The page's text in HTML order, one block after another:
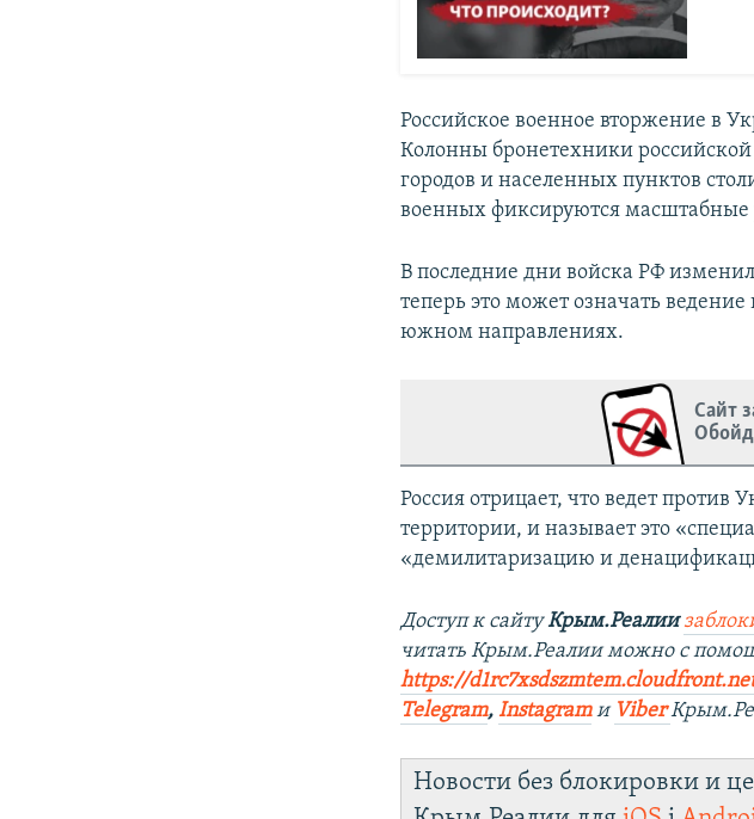
Российское военное вторжение в
Колонны бронетехники
городов и населенных пунктов
военных фиксируются
В последние дни войска РФ
теперь это может означать
южном направлениях.
Сайт
Россия отрицает, что ведет
территории, и называет это
«демилитаризацию и
Доступ к сайтуКрым.Реалии
читать Крым.Реалии можно с
https://
Telegram, Instagramи Viber
Новости без блокировки и